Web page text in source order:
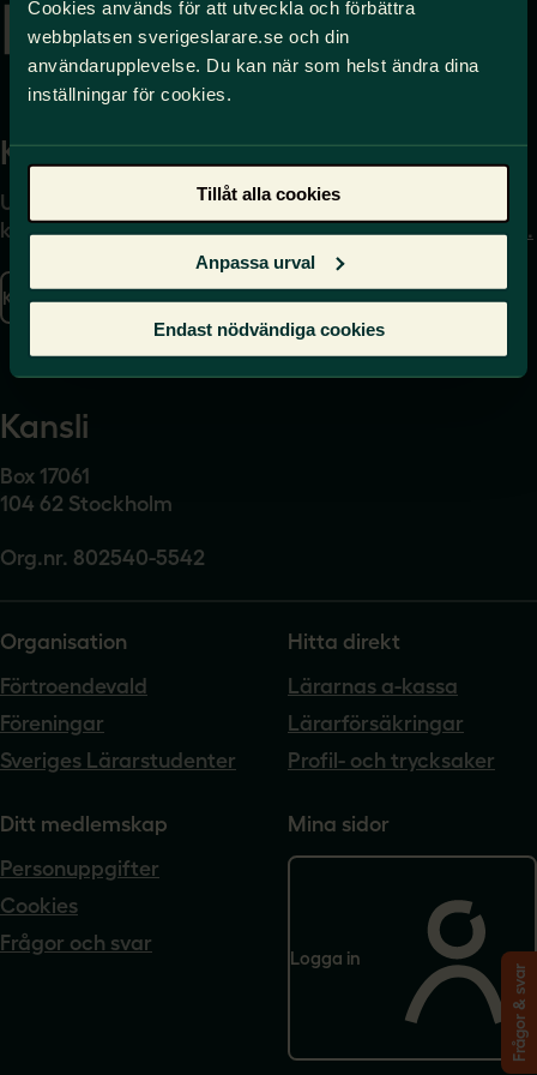
Cookies används för att utveckla och förbättra
webbplatsen sverigeslarare.se och din
användarupplevelse. Du kan när som helst ändra dina
inställningar för cookies.
Tillåt alla cookies
Anpassa urval
Endast nödvändiga cookies
Kontakta
Uppgifter om hur du
kontaktar oss finns här.
Kontakta oss
Press
Journalist – du når oss
på press@sverigeslarare.
se
Presskontakt
Kansli
Box 17061
104 62 Stockholm
Org.nr. 802540-5542
Organisation
Förtroendevald
Föreningar
Sveriges Lärarstudenter
Hitta direkt
Lärarnas a-kassa
Lärarförsäkringar
Profil- och trycksaker
Ditt medlemskap
Personuppgifter
Cookies
Frågor och svar
Mina sidor
Logga in
Frågor & svar